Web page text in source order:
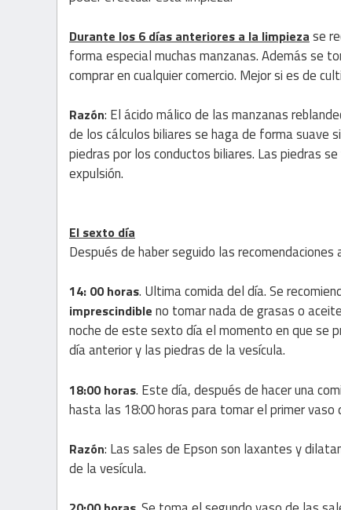
Durante los 6 días anteriores a la limpieza se
forma especial muchas manzanas. Además se
comprar en cualquier comercio. Mejor si es de
Razón: El ácido málico de las manzanas
de los cálculos biliares se haga de forma suave
piedras por los conductos biliares. Las piedras
expulsión.
El sexto día
Después de haber seguido las
14: 00 horas. Ultima comida del día. Se
imprescindible no tomar nada de grasas o
noche de este sexto día el momento en que se
día anterior y las piedras de la vesícula.
18:00 horas. Este día, después de hacer una
hasta las 18:00 horas para tomar el primer vaso
Razón: Las sales de Epson son laxantes y
de la vesícula.